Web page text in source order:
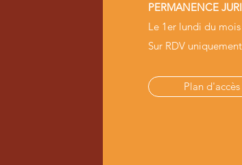
PERMANENCE
Le 1er lundi du
Sur RDV
Plan d'accès